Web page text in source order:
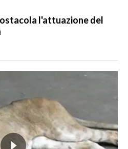
l'attuazione del